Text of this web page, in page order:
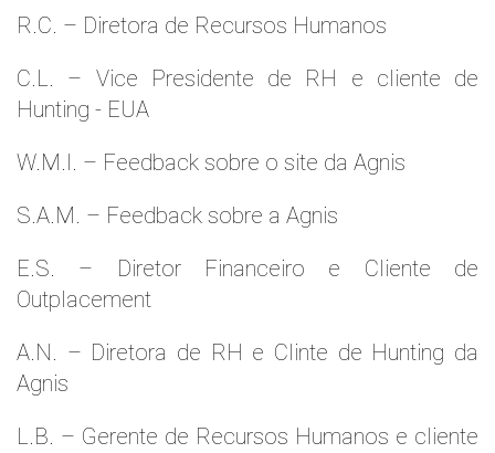
R.C. – Diretora de Recursos Humanos
C.L. – Vice Presidente de RH e cliente de
Hunting - EUA
W.M.l. – Feedback sobre o site da Agnis
S.A.M. – Feedback sobre a Agnis
E.S. – Diretor Financeiro e Cliente de
Outplacement
A.N. – Diretora de RH e Clinte de Hunting da
Agnis
L.B. – Gerente de Recursos Humanos e cliente